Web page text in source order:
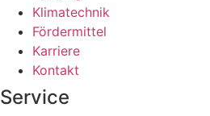
Klimatechnik
Fördermittel
Karriere
Kontakt
Service